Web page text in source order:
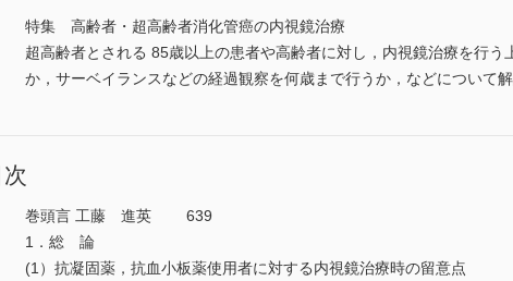
特集 高齢者・超高齢者消化管癌の内視鏡治療
超高齢者とされる 85歳以上の患者や高齢者に対し，内視鏡治療を行
か，サーベイランスなどの経過観察を何歳まで行うか，などについて解
次
巻頭言 工藤 進英 639
1．総 論
(1）抗凝固薬，抗血小板薬使用者に対する内視鏡治療時の留意点